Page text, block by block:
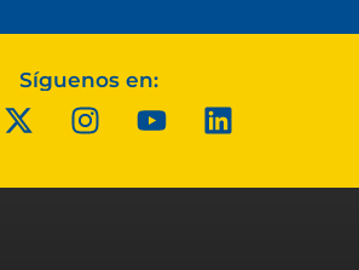
Síguenos en: